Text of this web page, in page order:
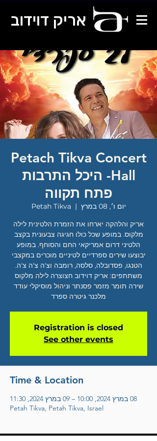
אריק דוידוב
Petach Tikva Concert
Hall- היכל התרבות
פתח תקווה
יום ו׳, 08 במרץ
  |
Petah Tikva
אריק והלהקה יארחו את הזמרת הלטינית לילה
מלקוס. במופע שכל כולו חגיגה צבעונית בקצב
הלטיני דרום אמריקאי החם והסוחף. במופע
יבוצעו שירים ספרדיים לטיניים מוכרים במקצבי
הטנגו, פסדובלה, סלסה, רומבה וצ'ה צ'ה צ'ה.
משתתפים: אריק דוידוב חצוצרה לילה מלקוס
שירה תומר מזמר פסנתר וניהול מוסיקלי עודד
מלכנר גיטרה ספרד
Registration is closed
See other events
Time & Location
08 במרץ 2024, 10:00 – 09 במרץ 2024, 11:30
Petah Tikva, Petah Tikva, Israel